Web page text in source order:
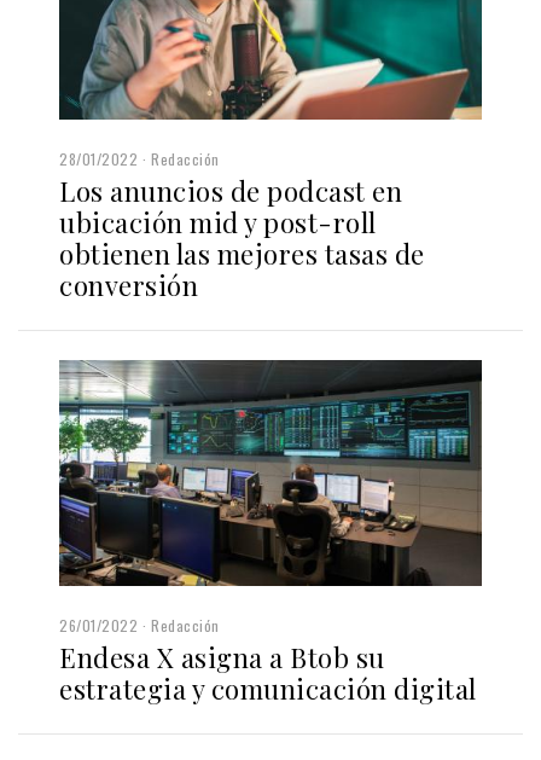
28/01/2022 Redacción
Los anuncios de podcast en
ubicación mid y post-roll
obtienen las mejores tasas de
conversión
26/01/2022 Redacción
Endesa X asigna a Btob su
estrategia y comunicación digital